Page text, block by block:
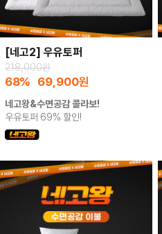
[네고2] 우유토퍼
218,000원
68% 69,900원
네고왕&수면공감 콜라보!
우유토퍼 69% 할인!